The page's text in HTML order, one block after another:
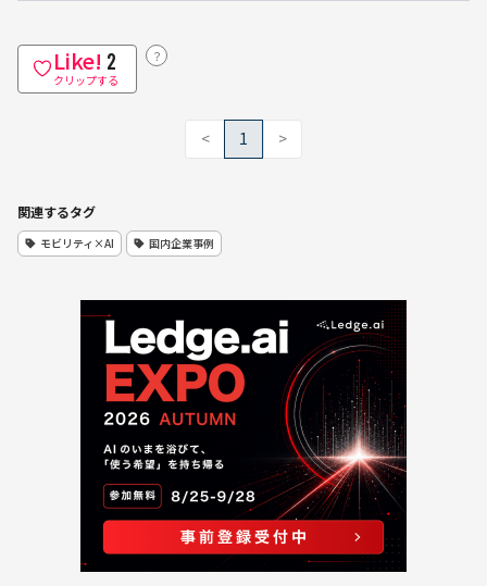
Like! 2
クリップする
？
< 1 >
関連するタグ
モビリティ×AI 国内企業事例